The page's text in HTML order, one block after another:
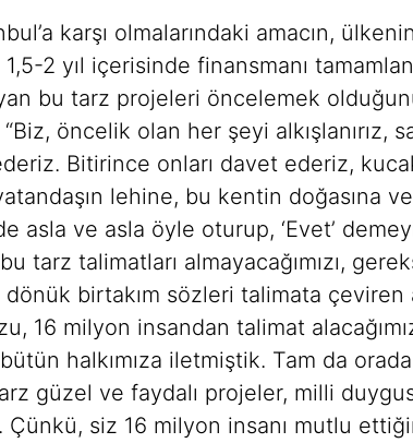
karşı olmalarındaki amacın,
2 yıl içerisinde finansmanı
bu tarz projeleri öncelemek
öncelik olan her şeyi alkışlanırız,
Bitirince onları davet ederiz,
lehine, bu kentin doğasına
asla ve asla öyle oturup, ‘Evet’
tarz talimatları almayacağımızı,
birtakım sözleri talimata çeviren
16 milyon insandan talimat
halkımıza iletmiştik. Tam da
güzel ve faydalı projeler, milli
Çünkü, siz 16 milyon insanı mutlu